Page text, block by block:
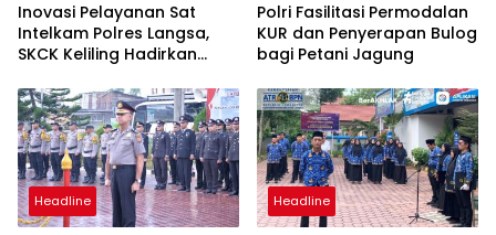
Inovasi Pelayanan Sat
Intelkam Polres Langsa,
SKCK Keliling Hadirkan
Mudah dan Humanis
Polri Fasilitasi Permodalan
KUR dan Penyerapan Bulog
bagi Petani Jagung
Headline Headline